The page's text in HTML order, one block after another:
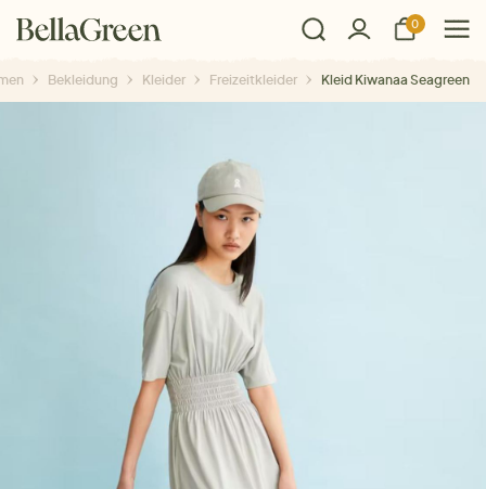
0
Bekleidung Kleider Freizeitkleider Kleid Kiwanaa Seagreen